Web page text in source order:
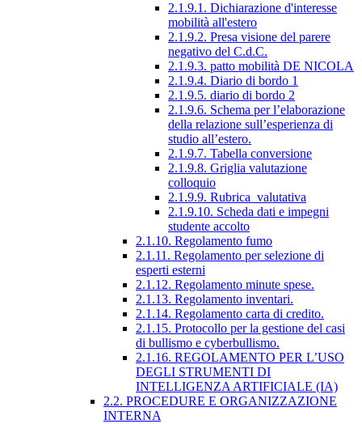
2.1.9.1. Dichiarazione d'interesse
mobilità all'estero
2.1.9.2. Presa visione del parere
negativo del C.d.C.
2.1.9.3. patto mobilità DE NICOLA
2.1.9.4. Diario di bordo 1
2.1.9.5. diario di bordo 2
2.1.9.6. Schema per l’elaborazione
della relazione sull’esperienza di
studio all’estero.
2.1.9.7. Tabella conversione
2.1.9.8. Griglia valutazione
colloquio
2.1.9.9. Rubrica_valutativa
2.1.9.10. Scheda dati e impegni
studente accolto
2.1.10. Regolamento fumo
2.1.11. Regolamento per selezione di
esperti esterni
2.1.12. Regolamento minute spese.
2.1.13. Regolamento inventari.
2.1.14. Regolamento carta di credito.
2.1.15. Protocollo per la gestione del casi
di bullismo e cyberbullismo.
2.1.16. REGOLAMENTO PER L’USO
DEGLI STRUMENTI DI
INTELLIGENZA ARTIFICIALE (IA)
2.2. PROCEDURE E ORGANIZZAZIONE
INTERNA